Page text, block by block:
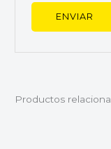
Productos